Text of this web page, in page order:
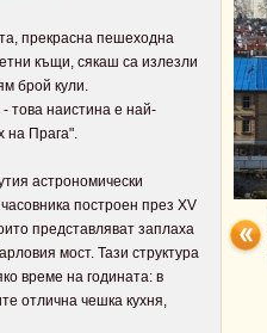
прекрасна пешеходна
къщи, сякаш са излезли
брой кули.
това наистина е най-
на Прага".
астрономически
построен през XV
представляват заплаха
мост. Тази структура
време на годината: в
отлична чешка кухня,